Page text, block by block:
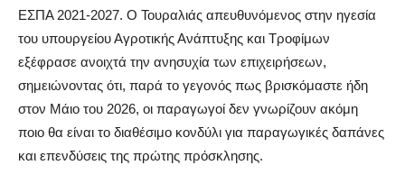
ΕΣΠΑ 2021-2027. Ο Τουραλιάς απευθυνόμενος στην ηγεσία
του υπουργείου Αγροτικής Ανάπτυξης και Τροφίμων
εξέφρασε ανοιχτά την ανησυχία των επιχειρήσεων,
σημειώνοντας ότι, παρά το γεγονός πως βρισκόμαστε ήδη
στον Μάιο του 2026, οι παραγωγοί δεν γνωρίζουν ακόμη
ποιο θα είναι το διαθέσιμο κονδύλι για παραγωγικές δαπάνες
και επενδύσεις της πρώτης πρόσκλησης.